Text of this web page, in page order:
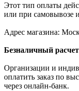
Этот тип оплаты
или при самовывозе
Адрес магазина:
Безналичный расчет
Организации и
оплатить заказ по
через онлайн-банк.